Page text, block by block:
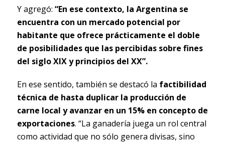
Y agregó: “En ese contexto, la Argentina se
encuentra con un mercado potencial por
habitante que ofrece prácticamente el doble
de posibilidades que las percibidas sobre fines
del siglo XIX y principios del XX”.
En ese sentido, también se destacó la factibilidad
técnica de hasta duplicar la producción de
carne local y avanzar en un 15% en concepto de
exportaciones. “La ganadería juega un rol central
como actividad que no sólo genera divisas, sino